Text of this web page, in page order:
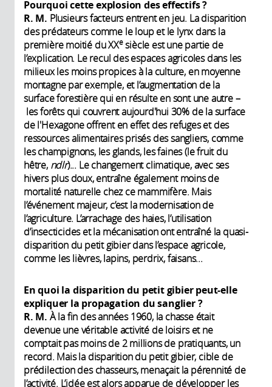
Pourquoi cette explosion des effectifs ?
R. M. Plusieurs facteurs entrent en jeu. La disparition
des prédateurs comme le loup et le lynx dans la
première moitié du XXesiècle est une partie de
l’explication. Le recul des espaces agricoles dans les
milieux les moins propices à la culture, en moyenne
montagne par exemple, et l’augmentation de la
surface forestière qui en résulte en sont une autre –
les forêts qui couvrent aujourd'hui 30% de la surface
de l'Hexagone offrent en effet des refuges et des
ressources alimentaires prisés des sangliers, comme
les champignons, les glands, les faines (le fruit du
hêtre, ndlr)... Le changement climatique, avec ses
hivers plus doux, entraîne également moins de
mortalité naturelle chez ce mammifère. Mais
l’événement majeur, c’est la modernisation de
l’agriculture. L’arrachage des haies, l’utilisation
d’insecticides et la mécanisation ont entraîné la quasi-
disparition du petit gibier dans l’espace agricole,
comme les lièvres, lapins, perdrix, faisans...
En quoi la disparition du petit gibier peut-elle
expliquer la propagation du sanglier ?
R. M. À la fin des années 1960, la chasse était
devenue une véritable activité de loisirs et ne
comptait pas moins de 2 millions de pratiquants, un
record. Mais la disparition du petit gibier, cible de
prédilection des chasseurs, menaçait la pérennité de
l’activité. L’idée est alors apparue de développer les